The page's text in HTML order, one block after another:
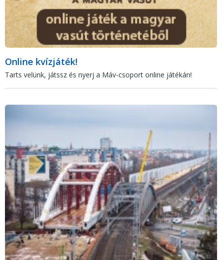
Online kvízjáték!
Tarts velünk, játssz és nyerj a Máv-csoport online játékán!